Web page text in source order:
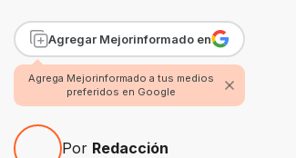
Agregar Mejorinformado en
Agrega Mejorinformado a tus medios
preferidos en Google
Por Redacción